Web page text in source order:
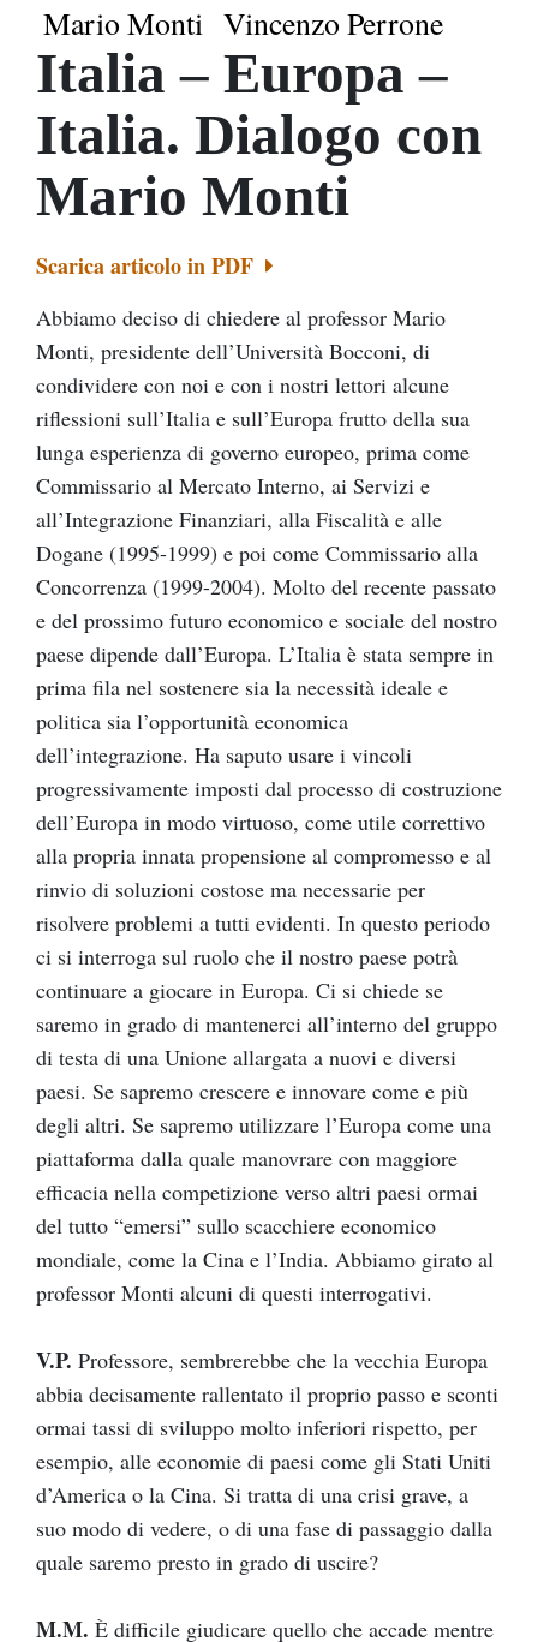
Mario Monti Vincenzo Perrone
Italia – Europa –
Italia. Dialogo con
Mario Monti
Scarica articolo in PDF
Abbiamo deciso di chiedere al professor Mario
Monti, presidente dell’Università Bocconi, di
condividere con noi e con i nostri lettori alcune
riflessioni sull’Italia e sull’Europa frutto della sua
lunga esperienza di governo europeo, prima come
Commissario al Mercato Interno, ai Servizi e
all’Integrazione Finanziari, alla Fiscalità e alle
Dogane (1995-1999) e poi come Commissario alla
Concorrenza (1999-2004). Molto del recente passato
e del prossimo futuro economico e sociale del nostro
paese dipende dall’Europa. L’Italia è stata sempre in
prima fila nel sostenere sia la necessità ideale e
politica sia l’opportunità economica
dell’integrazione. Ha saputo usare i vincoli
progressivamente imposti dal processo di costruzione
dell’Europa in modo virtuoso, come utile correttivo
alla propria innata propensione al compromesso e al
rinvio di soluzioni costose ma necessarie per
risolvere problemi a tutti evidenti. In questo periodo
ci si interroga sul ruolo che il nostro paese potrà
continuare a giocare in Europa. Ci si chiede se
saremo in grado di mantenerci all’interno del gruppo
di testa di una Unione allargata a nuovi e diversi
paesi. Se sapremo crescere e innovare come e più
degli altri. Se sapremo utilizzare l’Europa come una
piattaforma dalla quale manovrare con maggiore
efficacia nella competizione verso altri paesi ormai
del tutto “emersi” sullo scacchiere economico
mondiale, come la Cina e l’India. Abbiamo girato al
professor Monti alcuni di questi interrogativi.
V.P. Professore, sembrerebbe che la vecchia Europa
abbia decisamente rallentato il proprio passo e sconti
ormai tassi di sviluppo molto inferiori rispetto, per
esempio, alle economie di paesi come gli Stati Uniti
d’America o la Cina. Si tratta di una crisi grave, a
suo modo di vedere, o di una fase di passaggio dalla
quale saremo presto in grado di uscire?
M.M. È difficile giudicare quello che accade mentre